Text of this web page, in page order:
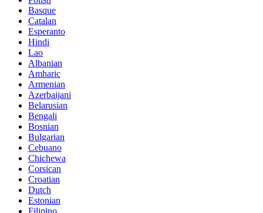
Basque
Catalan
Esperanto
Hindi
Lao
Albanian
Amharic
Armenian
Azerbaijani
Belarusian
Bengali
Bosnian
Bulgarian
Cebuano
Chichewa
Corsican
Croatian
Dutch
Estonian
Filipino